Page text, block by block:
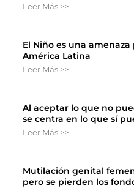
Leer Más >>
El Niño es una
América Latina
Leer Más >>
Al aceptar lo que no
se centra en lo que sí
Leer Más >>
Mutilación genital
pero se pierden los